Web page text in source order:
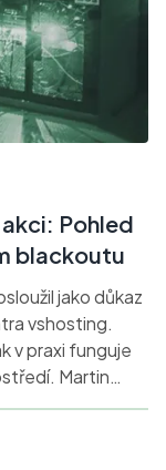
Pohled
blackoutu
jako důkaz
vshosting.
v praxi funguje
Martin
detaily a